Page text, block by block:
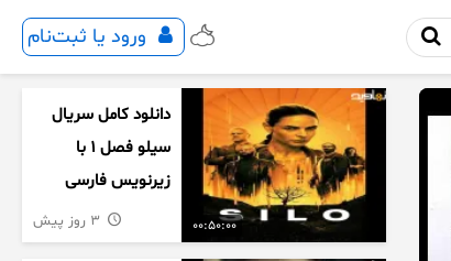
ورود یا ثبت‌نام
00:50:00
دانلود کامل سریال
سیلو فصل ۱ با
زیرنویس فارسی